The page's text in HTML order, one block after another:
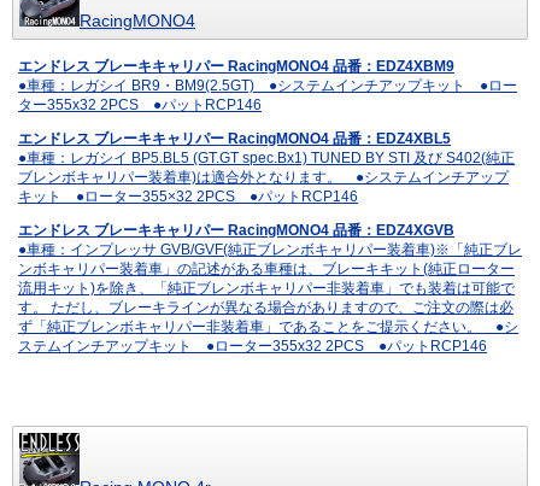
RacingMONO4
エンドレス ブレーキキャリパー RacingMONO4 品番：EDZ4XBM9
●車種：レガシイ BR9・BM9(2.5GT) ●システムインチアップキット ●ロー
ター355x32 2PCS ●パットRCP146
エンドレス ブレーキキャリパー RacingMONO4 品番：EDZ4XBL5
●車種：レガシイ BP5.BL5 (GT.GT spec.Bx1) TUNED BY STI 及び S402(純正
ブレンボキャリパー装着車)は適合外となります。 ●システムインチアップ
キット ●ローター355×32 2PCS ●パットRCP146
エンドレス ブレーキキャリパー RacingMONO4 品番：EDZ4XGVB
●車種：インプレッサ GVB/GVF(純正ブレンボキャリパー装着車)※「純正ブレ
ンボキャリパー装着車」の記述がある車種は、ブレーキキット(純正ローター
流用キット)を除き、「純正ブレンボキャリパー非装着車」でも装着は可能で
す。 ただし、ブレーキラインが異なる場合がありますので、ご注文の際は必
ず「純正ブレンボキャリパー非装着車」であることをご提示ください。 ●シ
ステムインチアップキット ●ローター355x32 2PCS ●パットRCP146